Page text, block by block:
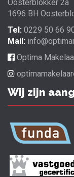
Oosterblokker 2a
1696 BH
Tel: 0229 50 66
Mail:
Optima
Wij zijn